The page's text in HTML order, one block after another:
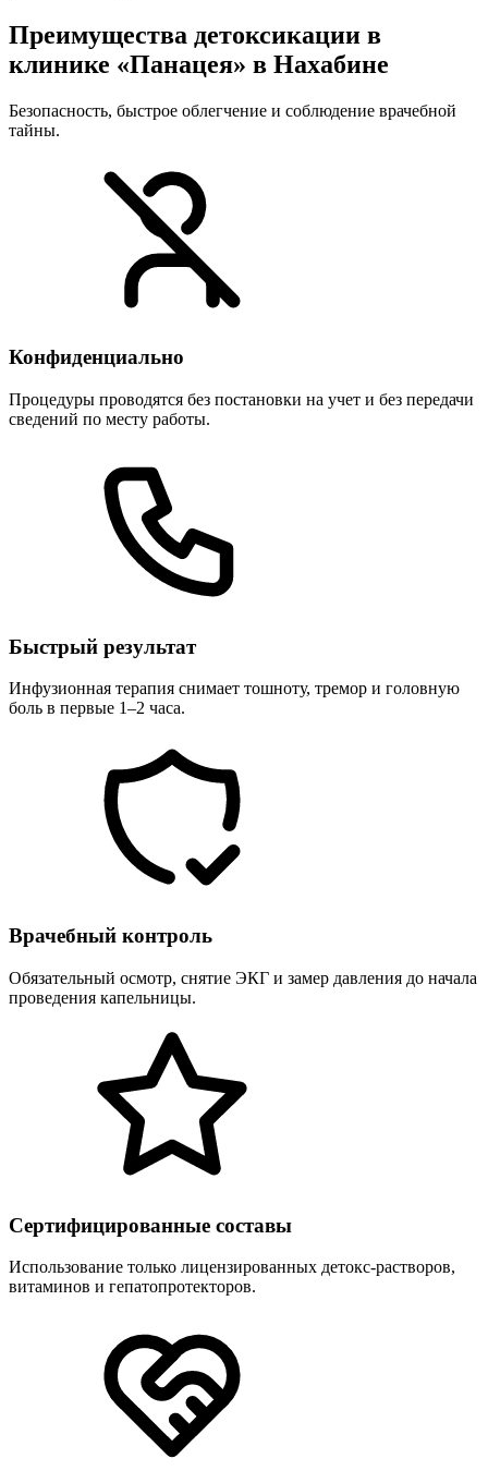
Преимущества детоксикации в
клинике «Панацея» в Нахабине
Безопасность, быстрое облегчение и соблюдение врачебной
тайны.
Конфиденциально
Процедуры проводятся без постановки на учет и без передачи
сведений по месту работы.
Быстрый результат
Инфузионная терапия снимает тошноту, тремор и головную
боль в первые 1–2 часа.
Врачебный контроль
Обязательный осмотр, снятие ЭКГ и замер давления до начала
проведения капельницы.
Сертифицированные составы
Использование только лицензированных детокс-растворов,
витаминов и гепатопротекторов.